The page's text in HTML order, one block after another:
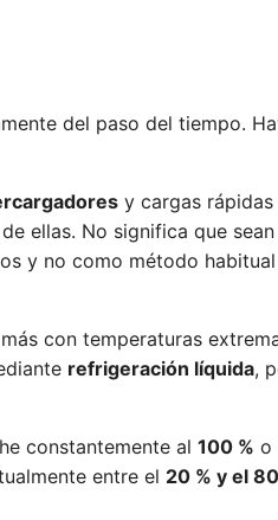
del paso del tiempo.
y cargas rápidas
ellas. No significa que sean
y no como método
con temperaturas
refrigeración líquida,
constantemente al 100 % o
entre el 20 % y el